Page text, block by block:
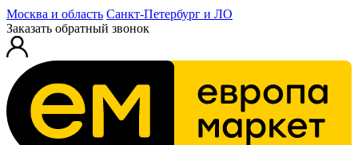
Москва и область Санкт-Петербург и ЛО
Заказать обратный звонок